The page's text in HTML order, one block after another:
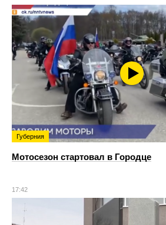
Губерния
Мотосезон стартовал в Городце
17:42